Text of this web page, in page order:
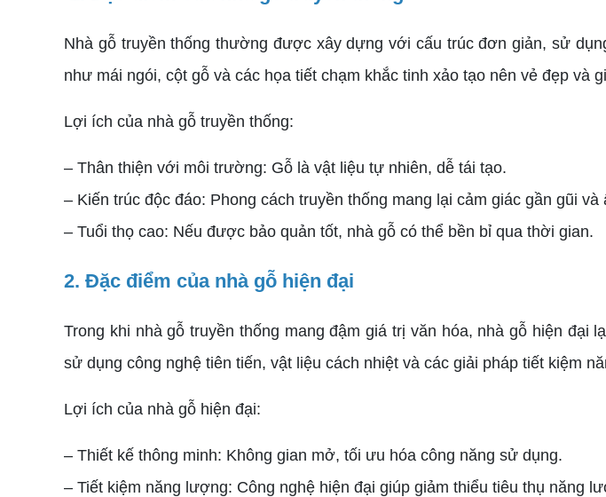
Nhà gỗ truyền thống thường được xây dựng với cấu trúc đơn giản, sử
như mái ngói, cột gỗ và các họa tiết chạm khắc tinh xảo tạo nên vẻ đẹp và
Lợi ích của nhà gỗ truyền thống:
– Thân thiện với môi trường: Gỗ là vật liệu tự nhiên, dễ tái tạo.
– Kiến trúc độc đáo: Phong cách truyền thống mang lại cảm giác gần gũi và
– Tuổi thọ cao: Nếu được bảo quản tốt, nhà gỗ có thể bền bỉ qua thời gian.
2. Đặc điểm của nhà gỗ hiện đại
Trong khi nhà gỗ truyền thống mang đậm giá trị văn hóa, nhà gỗ hiện
sử dụng công nghệ tiên tiến, vật liệu cách nhiệt và các giải pháp tiết kiệm
Lợi ích của nhà gỗ hiện đại:
– Thiết kế thông minh: Không gian mở, tối ưu hóa công năng sử dụng.
– Tiết kiệm năng lượng: Công nghệ hiện đại giúp giảm thiểu tiêu thụ năng